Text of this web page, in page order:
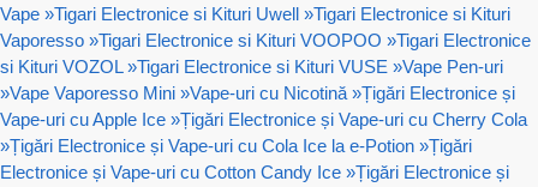
Vape »Tigari Electronice si Kituri Uwell »Tigari Electronice si Kituri
Vaporesso »Tigari Electronice si Kituri VOOPOO »Tigari Electronice
si Kituri VOZOL »Tigari Electronice si Kituri VUSE »Vape Pen-uri
»Vape Vaporesso Mini »Vape-uri cu Nicotină »Țigări Electronice și
Vape-uri cu Apple Ice »Țigări Electronice și Vape-uri cu Cherry Cola
»Țigări Electronice și Vape-uri cu Cola Ice la e-Potion »Țigări
Electronice și Vape-uri cu Cotton Candy Ice »Țigări Electronice și